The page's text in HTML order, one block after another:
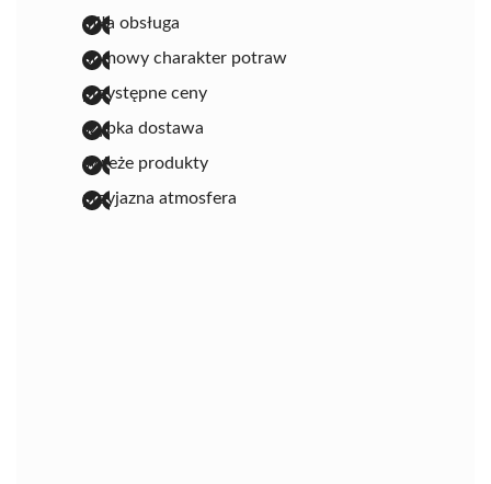
miła obsługa
domowy charakter potraw
przystępne ceny
szybka dostawa
świeże produkty
przyjazna atmosfera